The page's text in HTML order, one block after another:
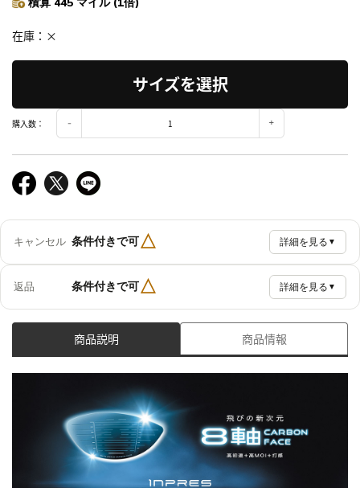
在庫 ×
サイズを選択
購入数：
キャンセル 条件付きで可△ 詳細を見る ▼
返品 条件付きで可△ 詳細を見る ▼
商品説明 商品情報